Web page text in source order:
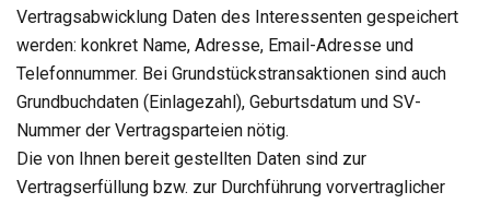
Vertragsabwicklung Daten des Interessenten gespeichert
werden: konkret Name, Adresse, Email-Adresse und
Telefonnummer. Bei Grundstückstransaktionen sind auch
Grundbuchdaten (Einlagezahl), Geburtsdatum und SV-
Nummer der Vertragsparteien nötig.
Die von Ihnen bereit gestellten Daten sind zur
Vertragserfüllung bzw. zur Durchführung vorvertraglicher